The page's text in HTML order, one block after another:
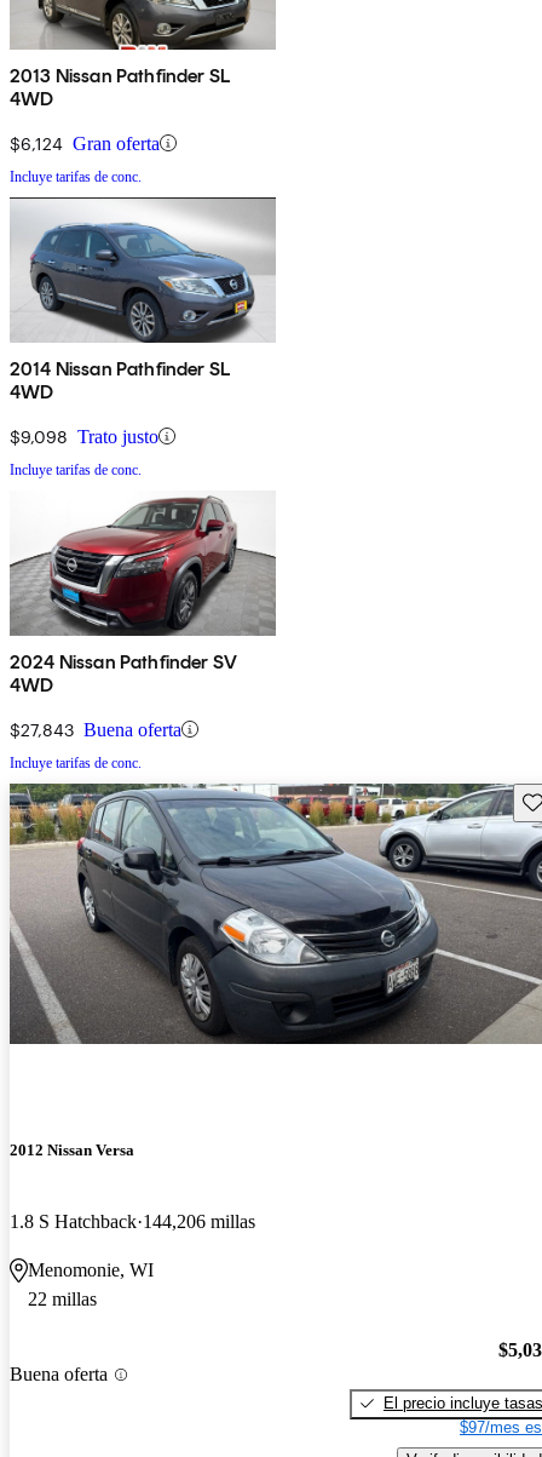
2013 Nissan Pathfinder SL
4WD
$6,124 Gran oferta
Incluye tarifas de conc.
2014 Nissan Pathfinder SL
4WD
$9,098 Trato justo
Incluye tarifas de conc.
2024 Nissan Pathfinder SV
4WD
$27,843 Buena oferta
Incluye tarifas de conc.
2012 Nissan Versa
1.8 S Hatchback 144,206 millas
Menomonie, WI
22 millas
Buena oferta
El precio incluye tasas
$97/mes